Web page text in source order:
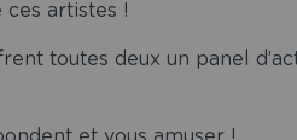
artistes !
toutes deux un panel